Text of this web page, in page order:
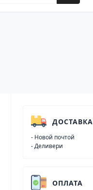
ДОСТАВКА
- Новой почтой
- Деливери
ОПЛАТА